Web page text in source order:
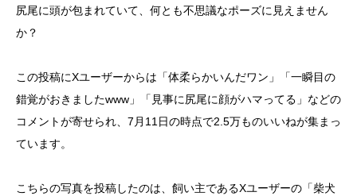
尻尾に頭が包まれていて、何とも不思議なポーズに見えません
か？
この投稿にXユーザーからは「体柔らかいんだワン」「一瞬目の
錯覚がおきましたwww」「見事に尻尾に顔がハマってる」などの
コメントが寄せられ、7月11日の時点で2.5万ものいいねが集まっ
ています。
こちらの写真を投稿したのは、飼い主であるXユーザーの「柴犬